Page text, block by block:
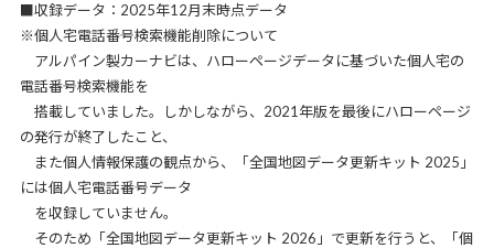
■収録データ：2025年12月末時点データ
※個人宅電話番号検索機能削除について
アルパイン製カーナビは、ハローページデータに基づいた個人宅の
電話番号検索機能を
搭載していました。しかしながら、2021年版を最後にハローページ
の発行が終了したこと、
また個人情報保護の観点から、「全国地図データ更新キット 2025」
には個人宅電話番号データ
を収録していません。
そのため「全国地図データ更新キット 2026」で更新を行うと、「個